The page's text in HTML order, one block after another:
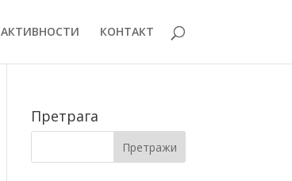
АКТИВНОСТИ КОНТАКТ
Претрага